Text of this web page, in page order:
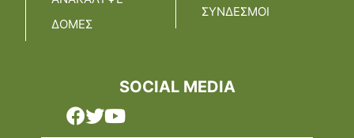
ΔΟΜΕΣ
ΣΥΝΔΕΣΜΟΙ
SOCIAL MEDIA